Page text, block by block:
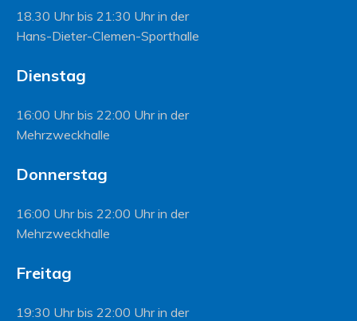
18.30 Uhr bis 21:30 Uhr in der
Hans-Dieter-Clemen-Sporthalle
Dienstag
16:00 Uhr bis 22:00 Uhr in der
Mehrzweckhalle
Donnerstag
16:00 Uhr bis 22:00 Uhr in der
Mehrzweckhalle
Freitag
19:30 Uhr bis 22:00 Uhr in der